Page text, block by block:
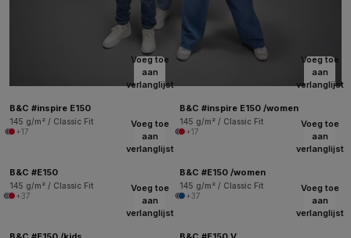
Voeg toe
aan
verlanglijst
B&C #inspire E150
145 g/m² / Classic Fit
+17
Voeg toe
aan
verlanglijst
B&C #inspire E150 /women
145 g/m² / Classic Fit
+17
Voeg toe
aan
verlanglijst
B&C #E150
145 g/m² / Classic Fit
+37
Voeg toe
aan
verlanglijst
B&C #E150 /women
145 g/m² / Classic Fit
+37
Voeg toe
aan
verlanglijst
Voeg toe
aan
verlanglijst